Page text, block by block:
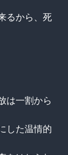
るから、死
は一割から
した温情的